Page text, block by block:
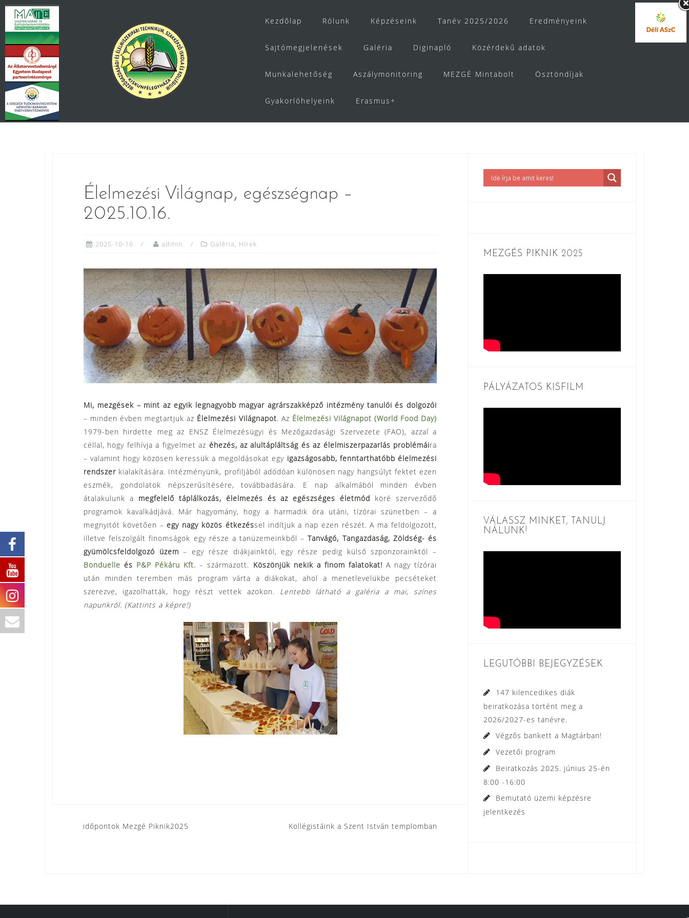
Skip
content
Kezdőlap Rólunk Képzéseink Tanév 2025/2026 Eredményeink
Sajtómegjelenések Galéria Diginapló Közérdekű adatok
Munkalehetőség Aszálymonitoring MEZGÉ Mintabolt Ösztöndíjak
Gyakorlóhelyeink Erasmus+
Élelmezési Világnap, egészségnap –
2025.10.16.
2025-10-16 admin Galéria, Hírek
Mi, mezgések – mint az egyik legnagyobb magyar agrárszakképző intézmény tanulói és dolgozói
– minden évben megtartjuk az Élelmezési Világnapot. Az Élelmezési Világnapot (World Food Day)
1979-ben hirdette meg az ENSZ Élelmezésügyi és Mezőgazdasági Szervezete (FAO), azzal a
céllal, hogy felhívja a figyelmet az éhezés, az alultápláltság és az élelmiszerpazarlás problémáira
– valamint hogy közösen keressük a megoldásokat egy igazságosabb, fenntarthatóbb élelmezési
rendszer kialakítására. Intézményünk, profiljából adódóan különösen nagy hangsúlyt fektet ezen
eszmék, gondolatok népszerűsítésére, továbbadására. E nap alkalmából minden évben
átalakulunk a megfelelő táplálkozás, élelmezés és az egészséges életmód köré szerveződő
programok kavalkádjává. Már hagyomány, hogy a harmadik óra utáni, tízórai szünetben – a
megnyitót követően –egy nagy közös étkezéssel indítjuk a nap ezen részét. A ma feldolgozott,
illetve felszolgált finomságok egy része a tanüzemeinkből –Tanvágó, Tangazdaság, Zöldség- és
gyümölcsfeldolgozó üzem – egy része diákjainktól, egy része pedig külső szponzorainktól –
Bonduelle és P&P Pékáru Kft. – származott. Köszönjük nekik a finom falatokat! A nagy tízórai
után minden teremben más program várta a diákokat, ahol a menetlevelükbe pecséteket
szerezve, igazolhatták, hogy részt vettek azokon. Lentebb látható a galéria a mai, színes
napunkról. (Kattints a képre!)
Bejegyzés
időpontok Mezgé Piknik2025 Kollégistáink a Szent István templomban
MEZGÉS PIKNIK 2025
PÁLYÁZATOS KISFILM
VÁLASSZ MINKET, TANULJ
NÁLUNK!
LEGUTÓBBI BEJEGYZÉSEK
147 kilencedikes diák
beiratkozása történt meg a
2026/2027-es tanévre.
Végzős bankett a Magtárban!
Vezetői program
Beiratkozás 2025. június 25-én
8:00 -16:00
Bemutató üzemi képzésre
jelentkezés